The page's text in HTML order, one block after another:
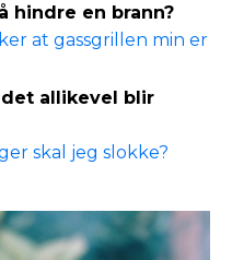
hindre en brann?
at gassgrillen min er
det allikevel blir
skal jeg slokke?